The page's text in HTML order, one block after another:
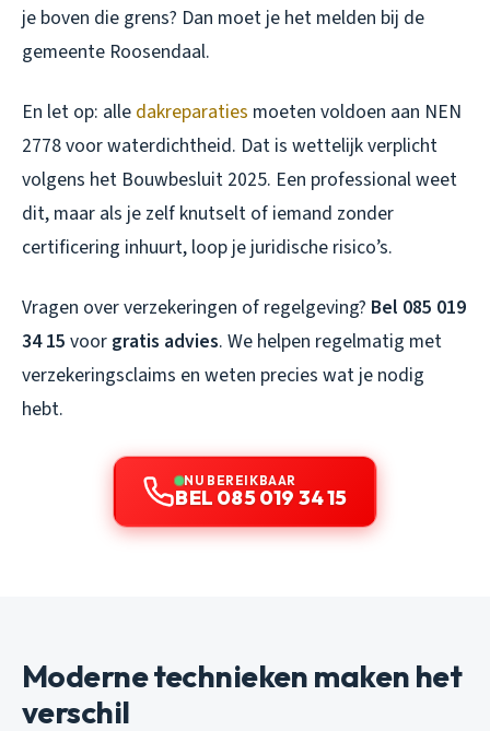
je boven die grens? Dan moet je het melden bij de
gemeente Roosendaal.
En let op: alle dakreparaties moeten voldoen aan NEN
2778 voor waterdichtheid. Dat is wettelijk verplicht
volgens het Bouwbesluit 2025. Een professional weet
dit, maar als je zelf knutselt of iemand zonder
certificering inhuurt, loop je juridische risico’s.
Vragen over verzekeringen of regelgeving? Bel 085 019
34 15 voor gratis advies. We helpen regelmatig met
verzekeringsclaims en weten precies wat je nodig
hebt.
NU BEREIKBAAR
BEL 085 019 34 15
Moderne technieken maken het
verschil